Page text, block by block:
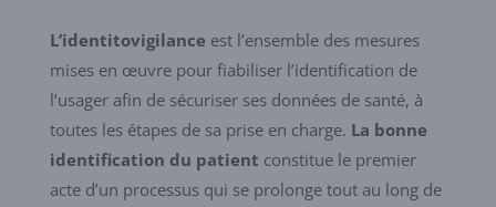
L’identitovigilance est l’ensemble des mesures
mises en œuvre pour fiabiliser l’identification de
l’usager afin de sécuriser ses données de santé, à
toutes les étapes de sa prise en charge. La bonne
identification du patient constitue le premier
acte d’un processus qui se prolonge tout au long de